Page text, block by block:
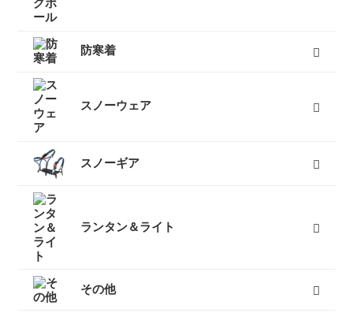
３つ折りタイプ
レバーロックタイプ
ツイストロックタイプ
すべて 防寒着
インナーダウン
ダウンジャケット
ダウンパンツ
ダウンコート
フリース
キッズ用ダウン
テントシューズ
マフラー
すべて
スノーウェア
レディーススノーウェア
レディーススノーボードウェア
メンズスノーウェア
メンズスノーボードウェア
キッズスノーウェア
キッズスノーボードウェア
スノーグローブ
キッズスノーグローブ
ゴーグル
防寒タイツ
すべて スノーギア
スノーブーツ（雪山登山靴）
スノーシュー
ビーコン
バックカントリーザック
スノーフライ
アイゼン
ピッケル（アックス）
スノーウェア
ゴーグル
タイヤチェーン
エアボード
すべて
ランタン＆ライト
燃料式ランタン
ガス式ランタン
電池式ランタン
ヘッドランプ
ランタンポール
すべて その他